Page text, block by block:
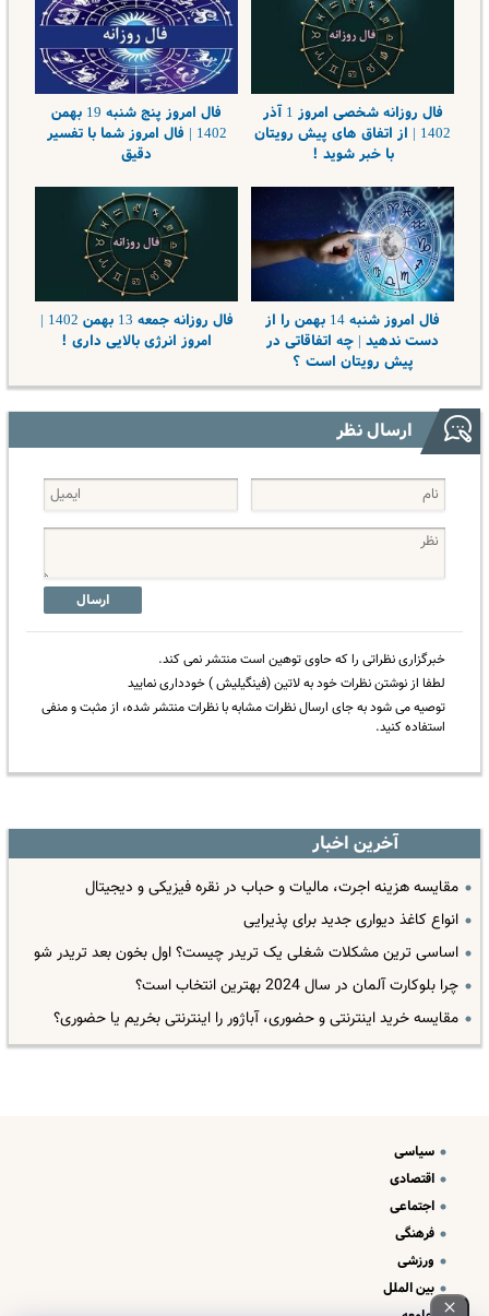
فال روزانه شخصی امروز 1 آذر
1402 | از اتفاق های پیش رویتان
با خبر شوید !
فال امروز پنج شنبه 19 بهمن
1402 | فال امروز شما با تفسیر
دقیق
فال امروز شنبه 14 بهمن را از
دست ندهید | چه اتفاقاتی در
پیش رویتان است ؟
فال روزانه جمعه 13 بهمن 1402 |
امروز انرژی بالایی داری !
ارسال نظر
ارسال
خبرگزاری نظراتی را که حاوی توهین است منتشر نمی کند.
لطفا از نوشتن نظرات خود به لاتین (فینگیلیش ) خودداری نمایید
توصیه می شود به جای ارسال نظرات مشابه با نظرات منتشر شده، از مثبت و منفی
استفاده کنید.
آخرین اخبار
مقایسه هزینه اجرت، مالیات و حباب در نقره فیزیکی و دیجیتال
انواع کاغذ دیواری جدید برای پذیرایی
اساسی ترین مشکلات شغلی یک تریدر چیست؟ اول بخون بعد تریدر شو
چرا بلوکارت آلمان در سال 2024 بهترین انتخاب است؟
مقایسه خرید اینترنتی و حضوری، آباژور را اینترنتی بخریم یا حضوری؟
سیاسی
اقتصادی
اجتماعی
فرهنگی
ورزشی
بین الملل